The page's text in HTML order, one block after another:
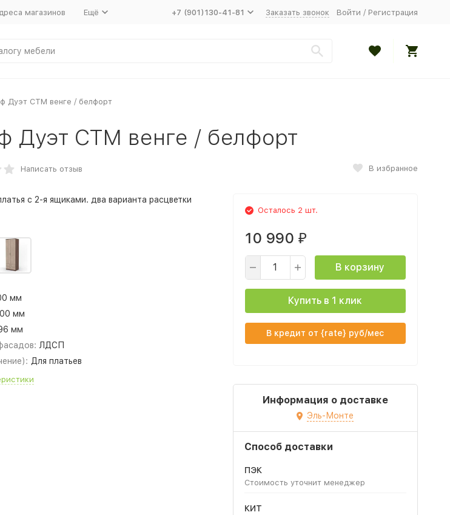
магазинов Ещё +7 (901)130-41-81 Заказать звонок Войти / Регистрация
Дуэт СТМ венге / белфорт
Дуэт СТМ венге / белфорт
Написать отзыв В избранное
с 2-я ящиками. два варианта расцветки
мм
мм
мм
ЛДСП
Для платьев
Осталось 2 шт.
10 990 ₽
В корзину
Купить в 1 клик
В кредит от {rate} руб/мес
Информация о доставке
Эль-Монте
Способ доставки
ПЭК
Стоимость уточнит менеджер
КИТ